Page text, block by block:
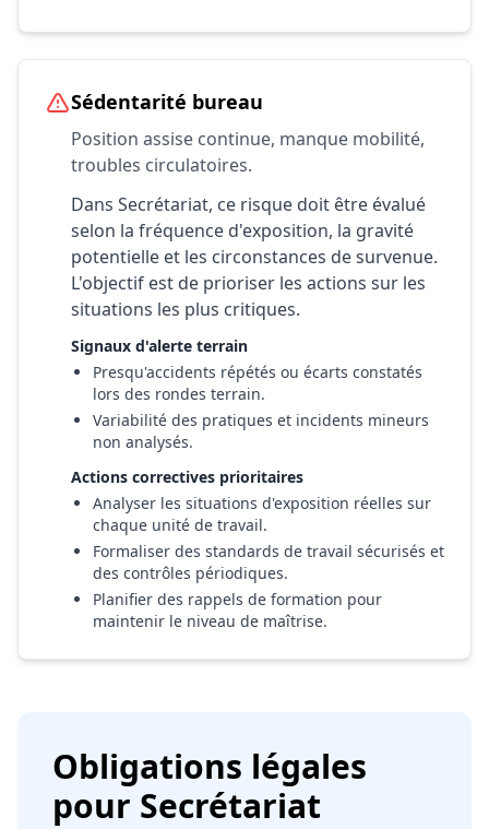
Sédentarité bureau
Position assise continue, manque mobilité,
troubles circulatoires.
Dans Secrétariat, ce risque doit être évalué
selon la fréquence d'exposition, la gravité
potentielle et les circonstances de survenue.
L'objectif est de prioriser les actions sur les
situations les plus critiques.
Signaux d'alerte terrain
Presqu'accidents répétés ou écarts constatés
lors des rondes terrain.
Variabilité des pratiques et incidents mineurs
non analysés.
Actions correctives prioritaires
Analyser les situations d'exposition réelles sur
chaque unité de travail.
Formaliser des standards de travail sécurisés et
des contrôles périodiques.
Planifier des rappels de formation pour
maintenir le niveau de maîtrise.
Obligations légales
pour Secrétariat